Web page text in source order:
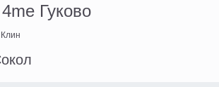
Гуково